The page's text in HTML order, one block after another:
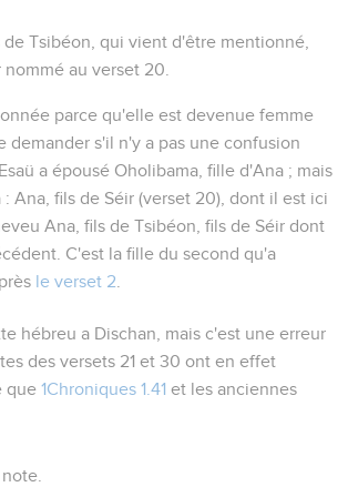
de Tsibéon, qui vient d'être mentionné,
au verset 20.
parce qu'elle est devenue femme
demander s'il n'y a pas une confusion
a épousé Oholibama, fille d'Ana ; mais
Ana, fils de Séir (verset 20), dont il est ici
Ana, fils de Tsibéon, fils de Séir dont
C'est la fille du second qu'a
le verset 2
hébreu a Dischan , mais c'est une erreur
des versets 21 et 30 ont en effet
que 1Chroniques 1.41 et les anciennes
, note.